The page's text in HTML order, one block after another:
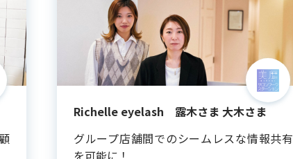
Richelle eyelash 露木さま 大木さま
グループ店舗間でのシームレスな情報共有